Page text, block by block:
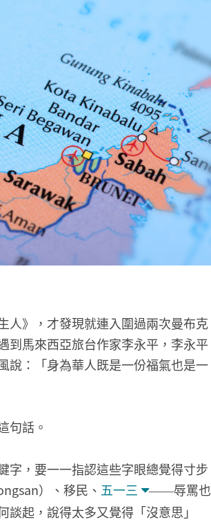
人》，才發現就連入圍過兩次曼布克
到馬來西亞旅台作家李永平，李永平
說：「身為華人既是一份福氣也是一
句話。
字，要一一指認這些字眼總覺得寸步
）、移民、 五一三 ——辱罵也
起，說得太多又覺得「沒意思」